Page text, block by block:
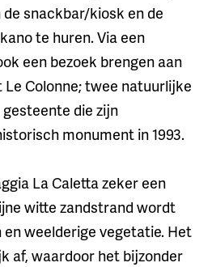
snackbar/kiosk en de
te huren. Via een
een bezoek brengen aan
Colonne; twee natuurlijke
die zijn
monument in 1993.
La Caletta zeker een
witte zandstrand wordt
weelderige vegetatie. Het
af, waardoor het bijzonder